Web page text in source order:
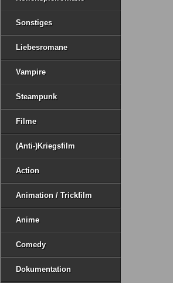
Sonstiges
Liebesromane
Vampire
Steampunk
Filme
(Anti-)Kriegsfilm
Action
Animation / Trickfilm
Anime
Comedy
Dokumentation